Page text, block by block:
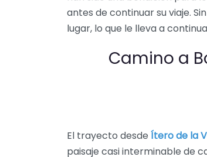
antes de continuar su viaje.
lugar, lo que le lleva a
Camino a
El trayecto desde Ítero de la
paisaje casi interminable de